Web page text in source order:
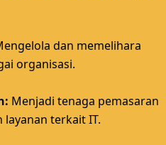
dan memelihara
organisasi.
Menjadi tenaga pemasaran
terkait IT.